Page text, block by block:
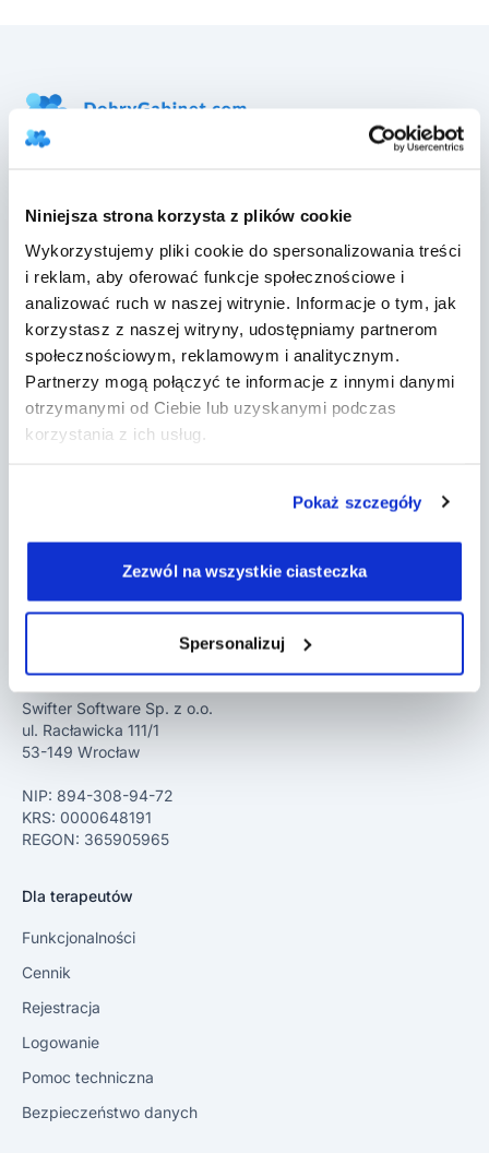
Niniejsza strona korzysta z plików cookie
Wykorzystujemy pliki cookie do spersonalizowania treści
i reklam, aby oferować funkcje społecznościowe i
analizować ruch w naszej witrynie. Informacje o tym, jak
korzystasz z naszej witryny, udostępniamy partnerom
społecznościowym, reklamowym i analitycznym.
Partnerzy mogą połączyć te informacje z innymi danymi
otrzymanymi od Ciebie lub uzyskanymi podczas
korzystania z ich usług.
Pokaż szczegóły
Zezwól na wszystkie ciasteczka
Spersonalizuj
prowadzeniu ich działalności. Załóż konto i
poznaj jego możliwości w czasie 14-dniowego
okresu próbnego.
Posiadamy rekomendację Polskiego Związku
Logopedów
Kontakt
Polityka Prywatności
Nasze dane
Swifter Software Sp. z o.o.
ul. Racławicka 111/1
53-149 Wrocław
NIP: 894-308-94-72
KRS: 0000648191
REGON: 365905965
Dla terapeutów
Funkcjonalności
Cennik
Rejestracja
Logowanie
Pomoc techniczna
Bezpieczeństwo danych